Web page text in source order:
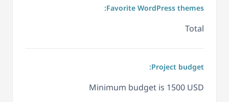
Favorite WordPress themes:
Total
Project budget:
Minimum budget is 1500 USD